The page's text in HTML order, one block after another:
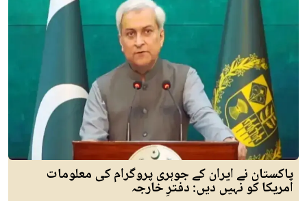
پاکستان نے ایران کے جوہری پروگرام کی معلومات
امریکا کو نہیں دیں: دفترِ خارجہ